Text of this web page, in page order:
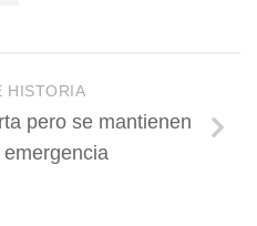
HISTORIA
pero se mantienen